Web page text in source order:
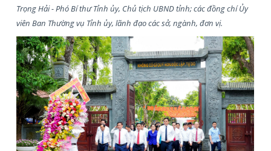
Trọng Hải - Phó Bí thư Tỉnh ủy, Chủ tịch UBND tỉnh; các đồng chí Ủy
viên Ban Thường vụ Tỉnh ủy, lãnh đạo các sở, ngành, đơn vị.